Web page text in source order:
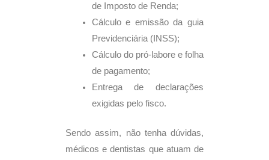
de Imposto de Renda;
Cálculo e emissão da guia
Previdenciária (INSS);
Cálculo do pró-labore e folha
de pagamento;
Entrega de declarações
exigidas pelo fisco.
Sendo assim, não tenha dúvidas,
médicos e dentistas que atuam de